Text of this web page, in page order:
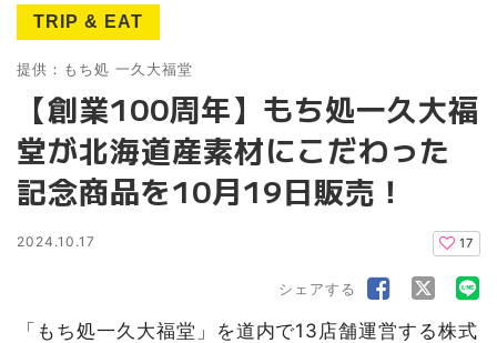
TRIP & EAT
提供：もち処 一久大福堂
【創業100周年】もち処一久大福
堂が北海道産素材にこだわった
記念商品を10月19日販売！
2024.10.17 17
シェアする
「もち処一久大福堂」を道内で13店舗運営する株式